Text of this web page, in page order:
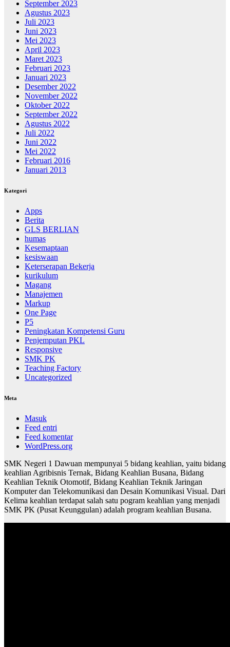
September 2023
Agustus 2023
Juli 2023
Juni 2023
Mei 2023
April 2023
Maret 2023
Februari 2023
Januari 2023
Desember 2022
November 2022
Oktober 2022
September 2022
Agustus 2022
Juli 2022
Juni 2022
Mei 2022
Februari 2016
Januari 2013
Kategori
Apps
Berita
GLS BERLIAN
humas
Kesemaptaan
kesiswaan
Keterserapan Bekerja
kurikulum
Magang
Manajemen
Markup
One Page
P5
Peningkatan Kompetensi Guru
Penjemputan PKL
Responsive
SMK PK
Teaching Factory
Uncategorized
Meta
Masuk
Feed entri
Feed komentar
WordPress.org
SMK Negeri 1 Dawuan mempunyai 5 bidang keahlian, yaitu bidang
keahlian Agribisnis Ternak, Bidang Keahlian Busana, Bidang
Keahlian Teknik Otomotif, Bidang Keahlian Teknik Jaringan
Komputer dan Telekomunikasi dan Desain Komunikasi Visual. Dari
Kelima keahlian terdapat salah satu pogram keahlian yang menjadi
SMK PK (Pusat Keunggulan) adalah program keahlian Busana.